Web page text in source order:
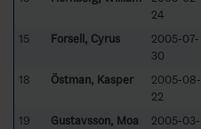
24
15 Forsell, Cyrus
2005-07-
30
18 Östman, Kasper
2005-08-
22
19 Gustavsson, Moa
2005-03-